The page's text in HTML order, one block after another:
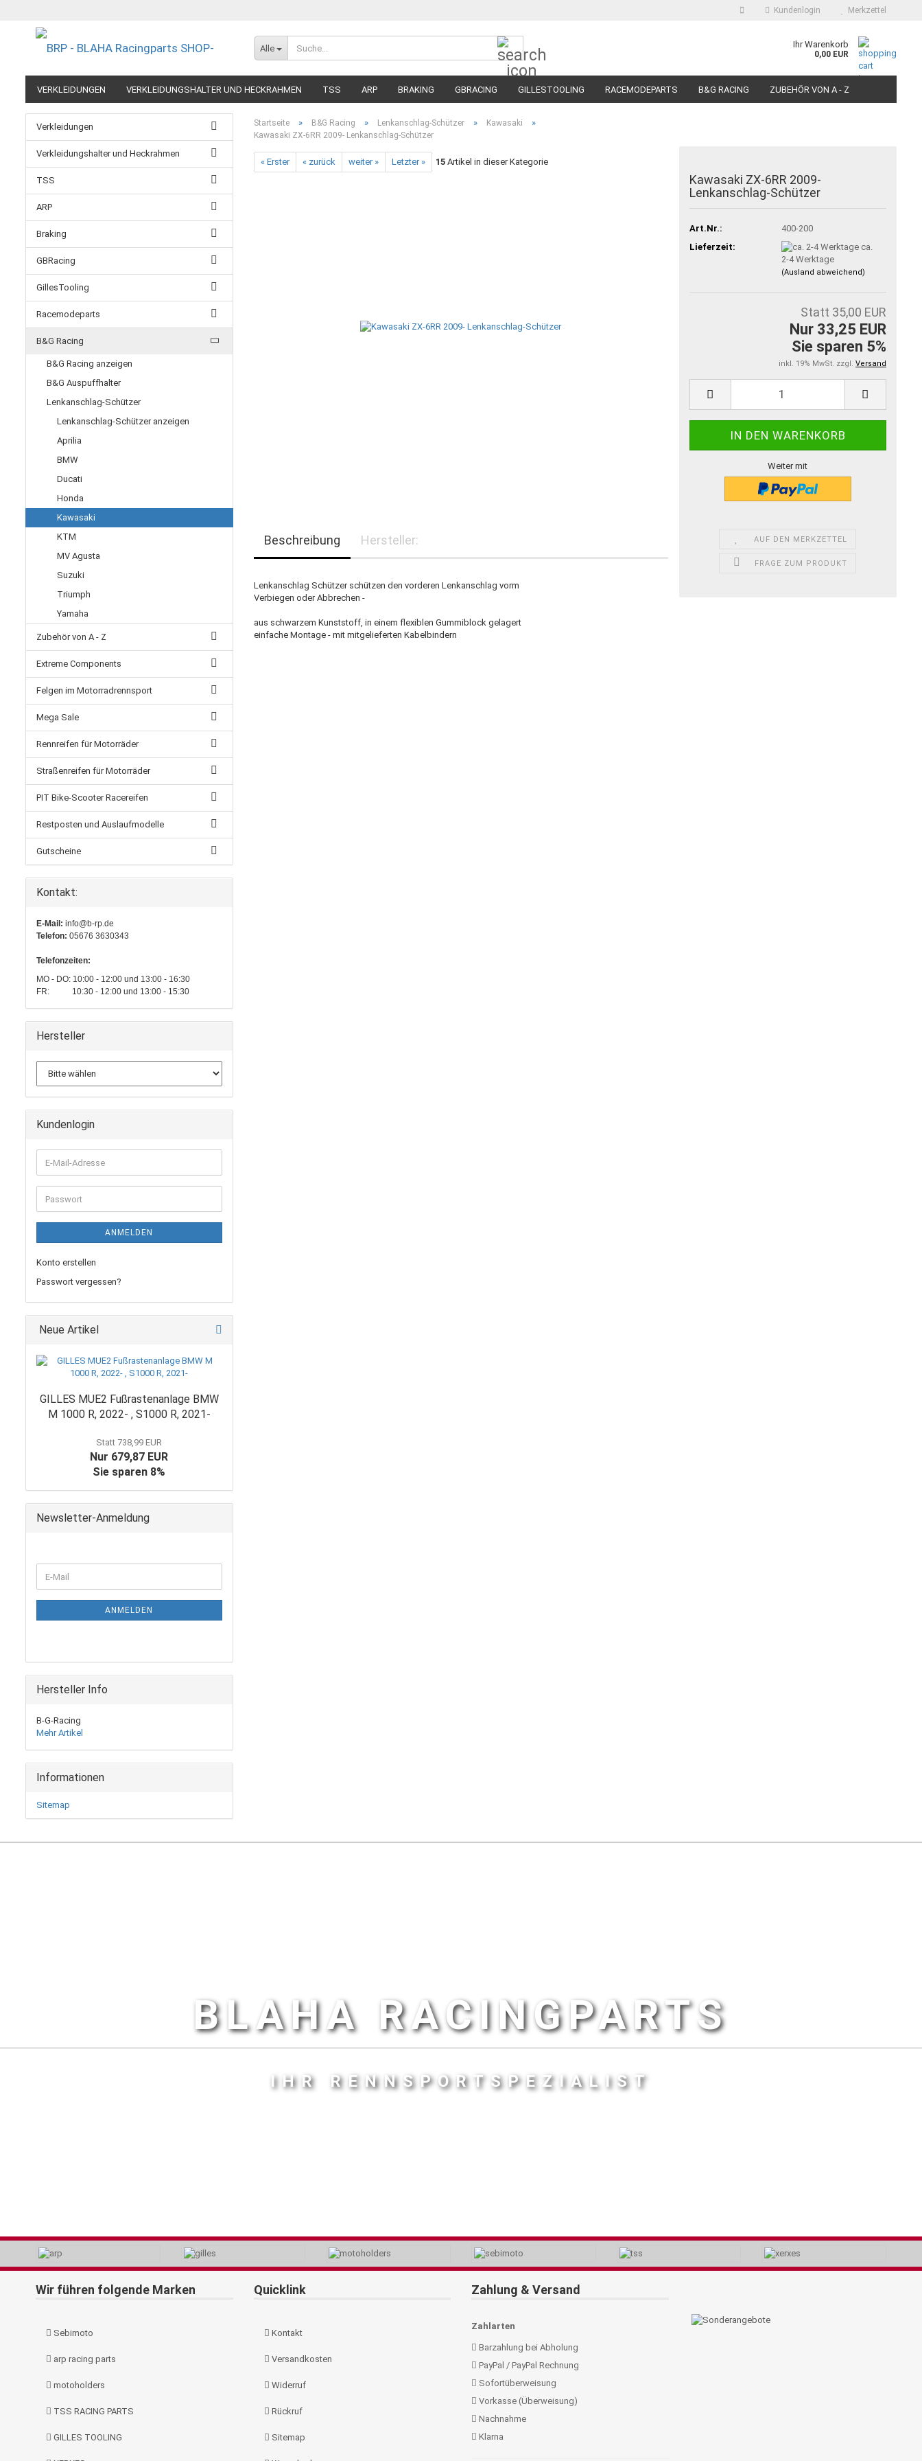
Kundenlogin Merkzettel
Alle Ihr Warenkorb
0,00 EUR
VERKLEIDUNGEN VERKLEIDUNGSHALTER UND HECKRAHMEN TSS ARP BRAKING GBRACING GILLESTOOLING RACEMODEPARTS B&G RACING ZUBEHÖR VON A - Z
EXTREME COMPONENTS FELGEN IM MOTORRADRENNSPORT MEGA SALE RENNREIFEN FÜR MOTORRÄDER
Startseite » B&G Racing » Lenkanschlag-Schützer » Kawasaki »
Kawasaki ZX-6RR 2009- Lenkanschlag-Schützer
« Erster « zurück weiter » Letzter » 15Artikel in dieser Kategorie
Kawasaki ZX-6RR 2009-
Lenkanschlag-Schützer
Art.Nr.:
400-200
Lieferzeit:
ca.
2-4 Werktage
(Ausland abweichend)
Statt 35,00 EUR
Nur 33,25 EUR
Sie sparen 5%
inkl. 19% MwSt. zzgl. Versand
Weiter mit
AUF DEN MERKZETTEL
FRAGE ZUM PRODUKT
Beschreibung Hersteller:
Lenkanschlag Schützer schützen den vorderen Lenkanschlag vorm
Verbiegen oder Abbrechen -
aus schwarzem Kunststoff, in einem flexiblen Gummiblock gelagert
einfache Montage - mit mitgelieferten Kabelbindern
Verkleidungen
Verkleidungshalter und Heckrahmen
TSS
ARP
Braking
GBRacing
GillesTooling
Racemodeparts
B&G Racing
B&G Racing anzeigen
B&G Auspuffhalter
Lenkanschlag-Schützer
Lenkanschlag-Schützer anzeigen
Aprilia
BMW
Ducati
Honda
Kawasaki
KTM
MV Agusta
Suzuki
Triumph
Yamaha
Zubehör von A - Z
Extreme Components
Felgen im Motorradrennsport
Mega Sale
Rennreifen für Motorräder
Straßenreifen für Motorräder
PIT Bike-Scooter Racereifen
Restposten und Auslaufmodelle
Gutscheine
Kontakt:
E-Mail: info@b-rp.de
Telefon: 05676 3630343
Telefonzeiten:
MO - DO: 10:00 - 12:00 und 13:00 - 16:30
FR: 10:30 - 12:00 und 13:00 - 15:30
Hersteller
Kundenlogin
E-
Mail-
Adresse
Passwort
ANMELDEN
Konto erstellen
Passwort vergessen?
Neue Artikel
GILLES MUE2 Fußrastenanlage BMW
M 1000 R, 2022- , S1000 R, 2021-
Statt 738,99 EUR
Nur 679,87 EUR
Sie sparen 8%
Newsletter-Anmeldung
ZUR
E-
Mail
ANMELDEN
Hersteller Info
B-G-Racing
Mehr Artikel
Informationen
Sitemap
BLAHA RACINGPARTS
IHR RENNSPORTSPEZIALIST
Wir führen folgende Marken
Sebimoto
arp racing parts
motoholders
TSS RACING PARTS
GILLES TOOLING
Quicklink
Kontakt
Versandkosten
Widerruf
Rückruf
Sitemap
Zahlung & Versand
Zahlarten
Barzahlung bei Abholung
PayPal / PayPal Rechnung
Sofortüberweisung
Vorkasse (Überweisung)
Nachnahme
Klarna